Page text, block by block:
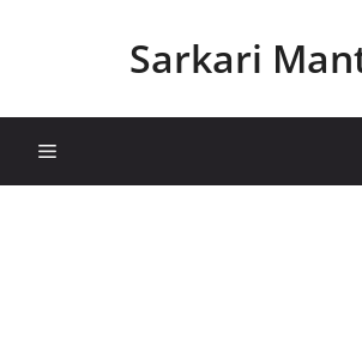
Sarkari
Menu